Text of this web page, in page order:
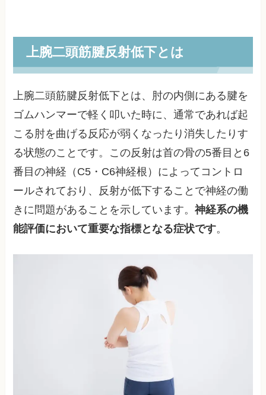
上腕二頭筋腱反射低下とは
上腕二頭筋腱反射低下とは、肘の内側にある腱を
ゴムハンマーで軽く叩いた時に、通常であれば起
こる肘を曲げる反応が弱くなったり消失したりす
る状態のことです。この反射は首の骨の5番目と6
番目の神経（C5・C6神経根）によってコントロ
ールされており、反射が低下することで神経の働
きに問題があることを示しています。神経系の機
能評価において重要な指標となる症状です。